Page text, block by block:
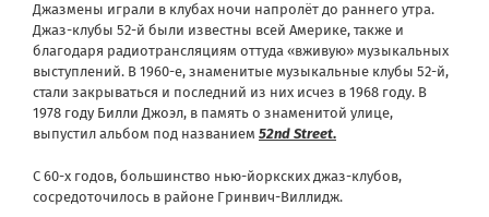
Джазмены играли в клубах ночи напролёт до раннего утра.
Джаз-клубы 52-й были известны всей Америке, также и
благодаря радиотрансляциям оттуда «вживую» музыкальных
выступлений. В 1960-е, знаменитые музыкальные клубы 52-й,
стали закрываться и последний из них исчез в 1968 году. В
1978 году Билли Джоэл, в память о знаменитой улице,
выпустил альбом под названием 52nd Street.
С 60-х годов, большинство нью-йоркских джаз-клубов,
сосредоточилось в районе Гринвич-Виллидж.